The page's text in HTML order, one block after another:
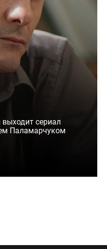
сериал
Паламарчуком